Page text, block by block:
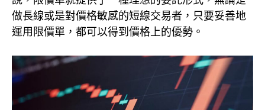
做長線或是對價格敏感的短線交易者，只要妥善地
運用限價單，都可以得到價格上的優勢。